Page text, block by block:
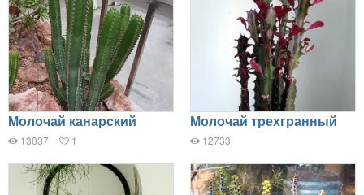
Молочай канарский
13037 1
Молочай трехгранный
12733